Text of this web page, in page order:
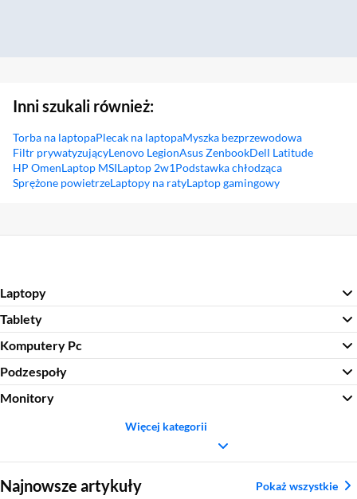
Inni szukali również:
Torba na laptopaPlecak na laptopaMyszka bezprzewodowa
Filtr prywatyzującyLenovo LegionAsus ZenbookDell Latitude
HP OmenLaptop MSILaptop 2w1Podstawka chłodząca
Sprężone powietrzeLaptopy na ratyLaptop gamingowy
Laptopy
Tablety
Komputery Pc
Podzespoły
Monitory
Więcej kategorii
Najnowsze artykuły Pokaż wszystkie